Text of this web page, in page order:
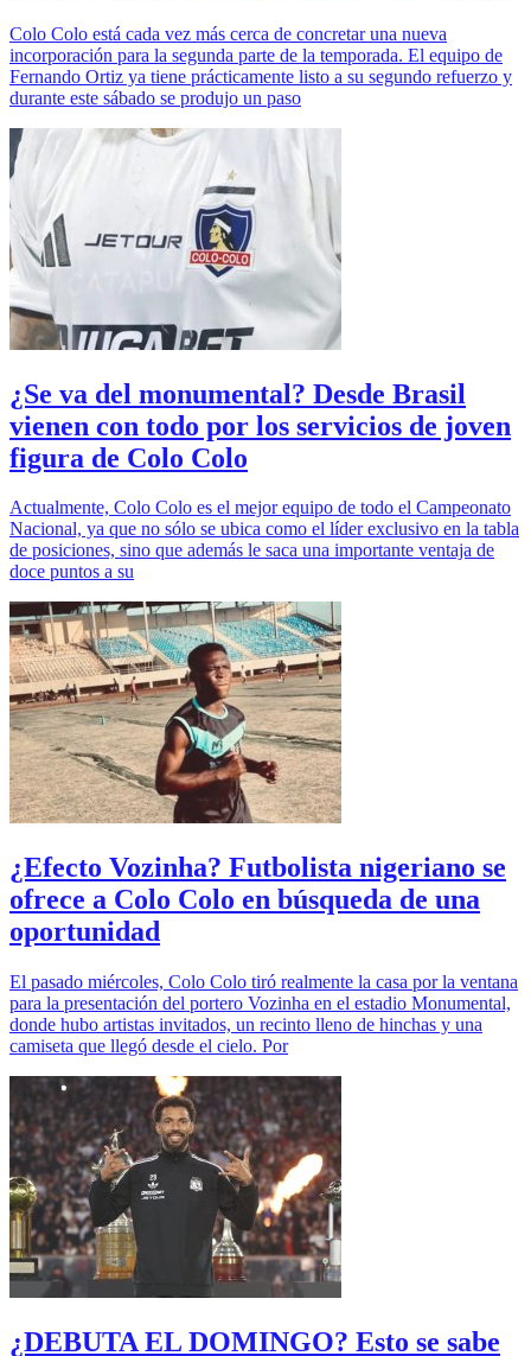
Colo Colo está cada vez más cerca de concretar una nueva
incorporación para la segunda parte de la temporada. El equipo de
Fernando Ortiz ya tiene prácticamente listo a su segundo refuerzo y
durante este sábado se produjo un paso
¿Se va del monumental? Desde Brasil
vienen con todo por los servicios de joven
figura de Colo Colo
Actualmente, Colo Colo es el mejor equipo de todo el Campeonato
Nacional, ya que no sólo se ubica como el líder exclusivo en la tabla
de posiciones, sino que además le saca una importante ventaja de
doce puntos a su
¿Efecto Vozinha? Futbolista nigeriano se
ofrece a Colo Colo en búsqueda de una
oportunidad
El pasado miércoles, Colo Colo tiró realmente la casa por la ventana
para la presentación del portero Vozinha en el estadio Monumental,
donde hubo artistas invitados, un recinto lleno de hinchas y una
camiseta que llegó desde el cielo. Por
¿DEBUTA EL DOMINGO? Esto se sabe